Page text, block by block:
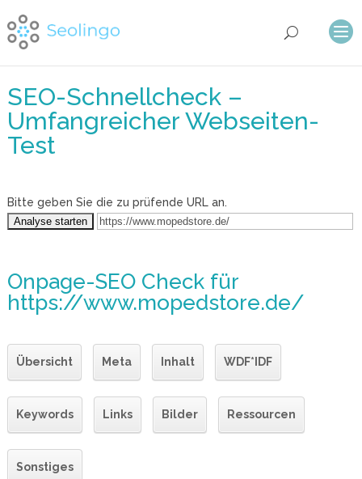
SEO-Schnellcheck –
Umfangreicher Webseiten-
Test
Bitte geben Sie die zu prüfende URL an.
Onpage-SEO Checkfür
https://www.mopedstore.de/
Übersicht Meta Inhalt WDF*IDF
Keywords Links Bilder Ressourcen
Sonstiges